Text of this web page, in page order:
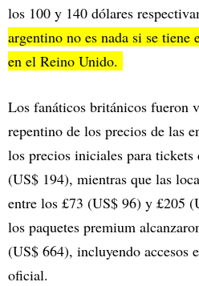
los 100 y 140 dólares
argentino no es nada si se tiene
en el Reino Unido.
Los fanáticos británicos fueron
repentino de los precios de las
los precios iniciales para tickets
(US$ 194), mientras que las
entre los £73 (US$ 96) y £205
los paquetes premium
(US$ 664), incluyendo accesos
oficial.